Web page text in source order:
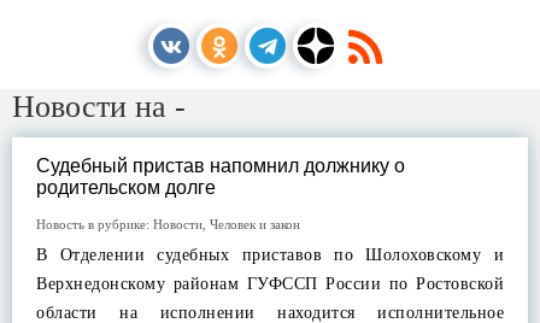
Новости на -
Судебный пристав напомнил должнику о
родительском долге
Новость в рубрике: Новости Человек и закон
В Отделении судебных приставов по Шолоховскому и
Верхнедонскому районам ГУФССП России по Ростовской
области на исполнении находится исполнительное